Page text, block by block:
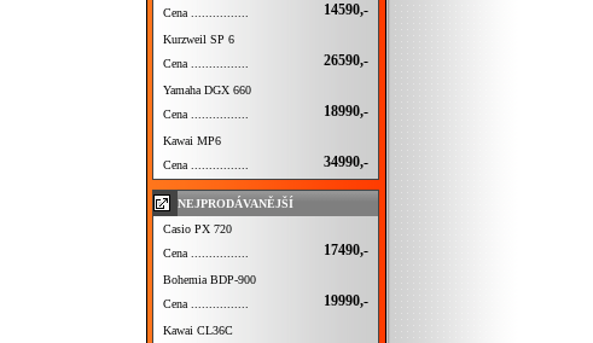
Cena ................
14590,-
Kurzweil SP 6
Cena ................
26590,-
Yamaha DGX 660
Cena ................
18990,-
Kawai MP6
Cena ................
34990,-
NEJPRODÁVANĚJŠÍ
Casio PX 720
Cena ................
17490,-
Bohemia BDP-900
Cena ................
19990,-
Kawai CL36C